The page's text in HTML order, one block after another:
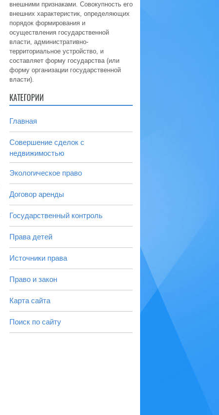
внешними признаками. Совокупность его
внешних характеристик, определяющих
порядок формирования и
осуществления государственной
власти, административно-
территориальное устройство, и
составляет форму государства (или
форму организации государственной
власти).
КАТЕГОРИИ
Главная
Совершение сделок с
недвижимостью
Экологическое право
Договор аренды
Государственный контроль
Права детей
Источники права
Право и закон
Карта сайта
Поиск по сайту